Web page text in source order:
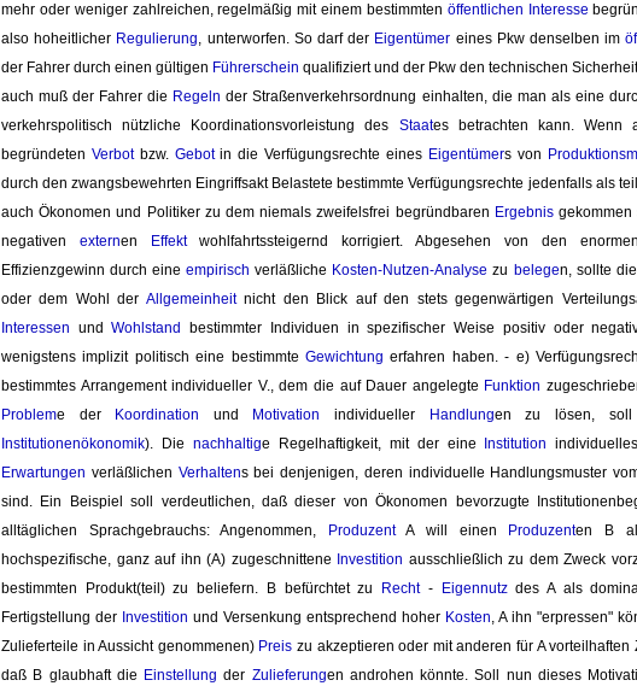
mehr oder weniger zahlreichen, regelmäßig mit einem bestimmten öffentlichen Interesse
also hoheitlicher Regulierung, unterworfen. So darf der Eigentümer eines Pkw denselben im
der Fahrer durch einen gültigen Führerschein qualifiziert und der Pkw den technischen
auch muß der Fahrer die Regeln der Straßenverkehrsordnung einhalten, die man als eine
verkehrspolitisch nützliche Koordinationsvorleistung des Staates betrachten kann. Wenn
begründeten Verbotbzw. Gebotin die Verfügungsrechte eines Eigentümers von
durch den zwangsbewehrten Eingriffsakt Belastete bestimmte Verfügungsrechte jedenfalls als
auch Ökonomen und Politiker zu dem niemals zweifelsfrei begründbaren Ergebnisgekommen
negativen externen Effektwohlfahrtssteigernd korrigiert. Abgesehen von den
Effizienzgewinn durch eineempirisch verläßliche Kosten-Nutzen-Analyse zu belegen, sollte
oder dem Wohl der Allgemeinheitnicht den Blick auf den stets gegenwärtigen
Interessen und Wohlstand
bestimmter Individuen in spezifischer Weise positiv oder
wenigstens implizit politisch eine bestimmte Gewichtung erfahren haben. - e)
bestimmtes Arrangement individueller V., dem die auf Dauer angelegte Funktion
Probleme der Koordination und Motivation individueller Handlungen zu lösen, soll
Institutionenökonomik). Die nachhaltige Regelhaftigkeit, mit der eine Institution
Erwartungen verläßlichen Verhaltens bei denjenigen, deren individuelle Handlungsmuster
sind. Ein Beispiel soll verdeutlichen, daß dieser von Ökonomen bevorzugte
alltäglichen Sprachgebrauchs: Angenommen,
ProduzentA will einen Produzenten B
hochspezifische, ganz auf ihn (A) zugeschnittene Investition ausschließlich zu dem Zweck
bestimmten Produkt(teil) zu beliefern. B befürchtet zu
Recht- Eigennutzdes A als
Fertigstellung der Investition und Versenkung entsprechend hoher Kosten, A ihn "erpressen"
Zulieferteile in Aussicht genommenen) Preis zu akzeptieren oder mit anderen für A
daß B glaubhaft die Einstellung der Zulieferungen androhen könnte. Soll nun dieses